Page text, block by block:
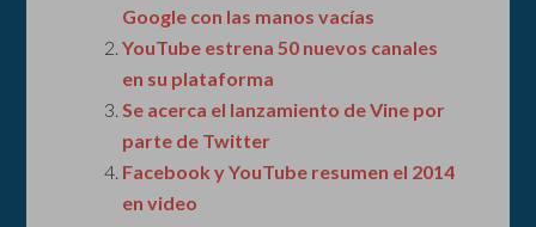
Google con las manos vacías
YouTube estrena 50 nuevos canales
en su plataforma
Se acerca el lanzamiento de Vine por
parte de Twitter
Facebook y YouTube resumen el 2014
en video